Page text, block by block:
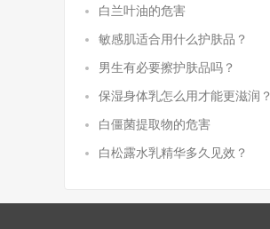
白兰叶油的危害
敏感肌适合用什么护肤品？
男生有必要擦护肤品吗？
保湿身体乳怎么用才能更滋润？
白僵菌提取物的危害
白松露水乳精华多久见效？